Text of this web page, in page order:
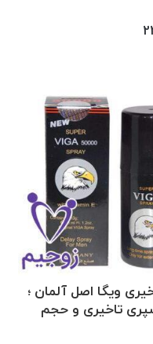
ویگا اصل آلمان ؛
تاخیری و حجم